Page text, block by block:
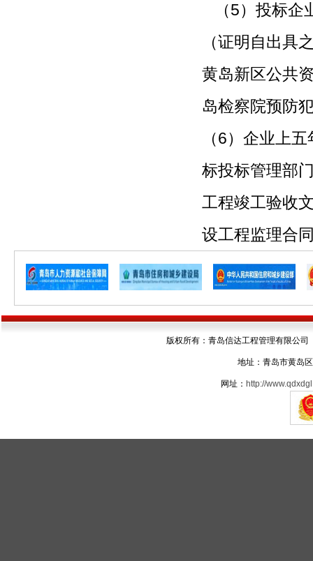
（5）投标企
（证明自出具
黄岛新区公共
岛检察院预防
（6）企业上
标投标管理部
工程竣工验收
设工程监理合
版权所有：青岛信达工程管理有限公
地址：青岛市黄岛
网址： http://